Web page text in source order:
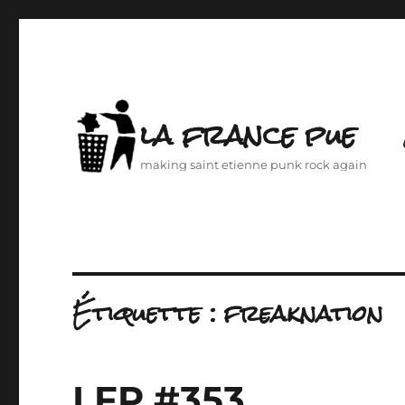
la france pue
making saint etienne punk rock again
Étiquette :freaknation